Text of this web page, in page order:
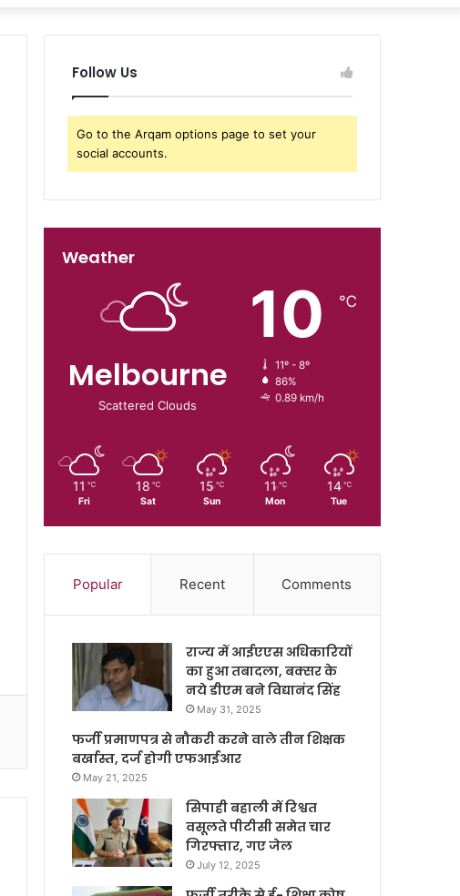
Follow Us
Go to the Arqam options page to set your
social accounts.
Weather
Melbourne
Scattered Clouds
10 ℃
11º - 8º
86%
0.89 km/h
11 ℃
Fri
18 ℃
Sat
15 ℃
Sun
11 ℃
Mon
14 ℃
Tue
Popular Recent Comments
राज्य में आईएएस अधिकारियों
का हुआ तबादला, बक्सर के
नये डीएम बने विद्यानंद सिंह
May 31, 2025
फर्जी प्रमाणपत्र से नौकरी करने वाले तीन शिक्षक
बर्खास्त, दर्ज होगी एफआईआर
May 21, 2025
सिपाही बहाली में रिश्वत
वसूलते पीटीसी समेत चार
गिरफ्तार, गए जेल
July 12, 2025